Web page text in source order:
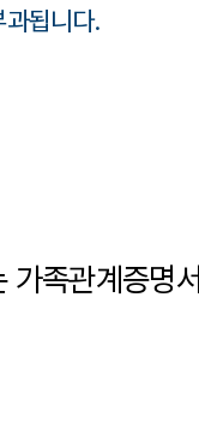
됩니다.
가족관계증명